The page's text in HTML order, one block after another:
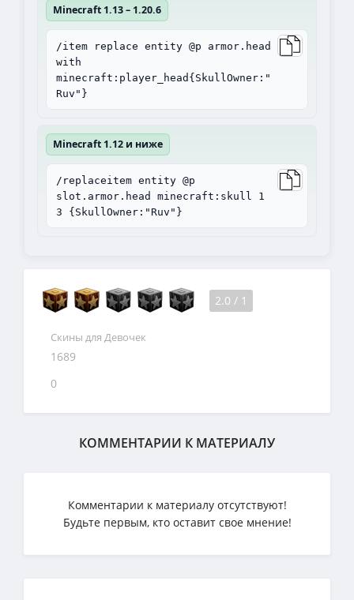
Minecraft 1.13 – 1.20.6
/item replace entity @p armor.head
with
minecraft:player_head{SkullOwner:"
Ruv"}
Minecraft 1.12 и ниже
/replaceitem entity @p
slot.armor.head minecraft:skull 1
3 {SkullOwner:"Ruv"}
2.0 / 1
Скины для Девочек
1689
0
КОММЕНТАРИИ К МАТЕРИАЛУ
Комментарии к материалу отсутствуют!
Будьте первым, кто оставит свое мнение!